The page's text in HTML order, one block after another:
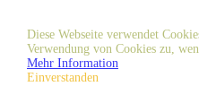
Diese Webseite verwendet
Verwendung von Cookies zu,
Mehr Information
Einverstanden